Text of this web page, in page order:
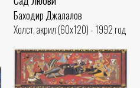
Баходир Джалалов
Холст, акрил (60x120) - 1992 год